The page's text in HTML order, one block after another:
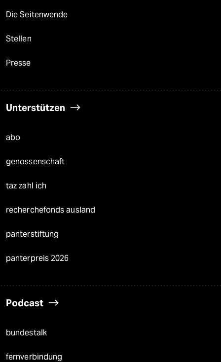
Die Seitenwende
Stellen
Presse
Unterstützen
abo
genossenschaft
taz zahl ich
recherchefonds ausland
panterstiftung
panterpreis 2026
Podcast
bundestalk
fernverbindung